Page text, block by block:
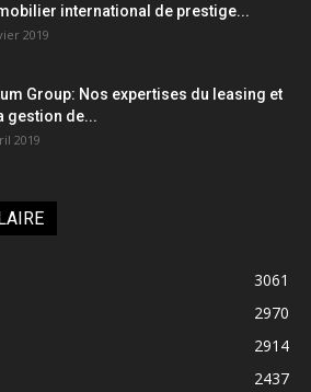
international de prestige...
2019
Group: Nos expertises du leasing et
gestion de...
2019
3061
2970
2914
2437